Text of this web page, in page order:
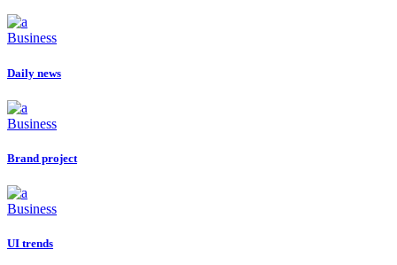
Business
Daily news
Business
Brand project
Business
UI trends